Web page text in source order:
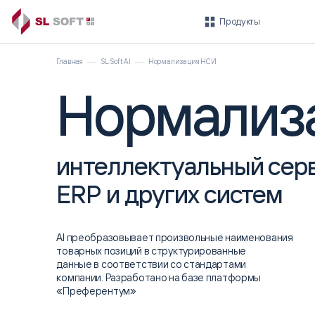
Продукты
БЫСТРОГО ВНЕДРЕНИЯ
Автоматизация
Автоматизация
технической поддержки
Платформа ROBIN
ROBIN.Ассистент
Главная SL Soft AI Нормализация НСИ
интеллектуальный
ERP и других систем
AI преобразовывает произвольные наименования
товарных позиций в структурированные
данные в соответствии со стандартами
компании. Разработано на базе платформы
«Преферентум»